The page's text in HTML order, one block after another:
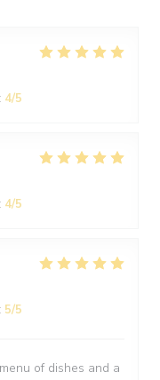
: 4/5
: 4/5
: 5/5
of dishes and a